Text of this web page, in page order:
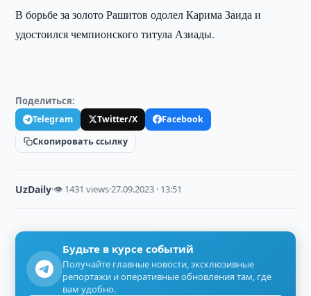
В борьбе за золото Рашитов одолел Карима Заида и
удостоился чемпионского титула Азиады.
Поделиться:
Telegram Twitter/X
Facebook
Скопировать ссылку
UzDaily·👁 1431 views·27.09.2023 · 13:51
Будьте в курсе событий
Получайте главные новости, эксклюзивные
репортажи и оперативные обновления там, где
вам удобно.